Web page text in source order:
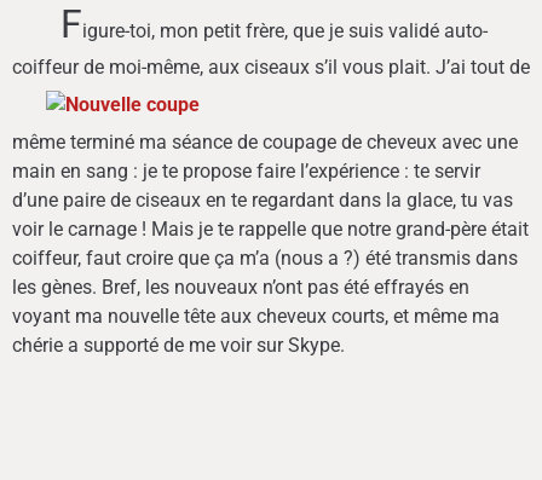
Figure-toi, mon petit frère, que je suis validé auto-
coiffeur de moi-même, aux ciseaux s’il vous plait. J’ai tout de
même terminé ma séance de coupage de cheveux avec une
main en sang : je te propose faire l’expérience : te servir
d’une paire de ciseaux en te regardant dans la glace, tu vas
voir le carnage ! Mais je te rappelle que notre grand-père était
coiffeur, faut croire que ça m’a (nous a ?) été transmis dans
les gènes. Bref, les nouveaux n’ont pas été effrayés en
voyant ma nouvelle tête aux cheveux courts, et même ma
chérie a supporté de me voir sur Skype.